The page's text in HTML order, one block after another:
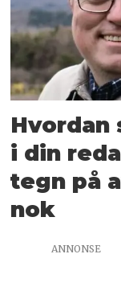
i din
tegn på
nok
ANNONSE